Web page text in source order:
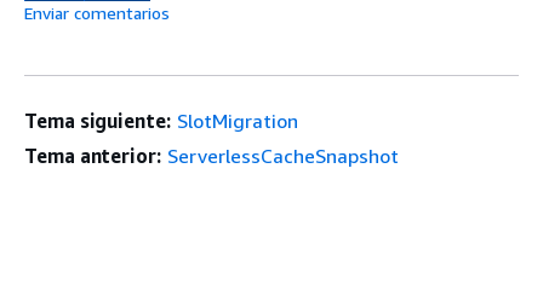
Enviar comentarios
Tema siguiente: SlotMigration
Tema anterior: ServerlessCacheSnapshot